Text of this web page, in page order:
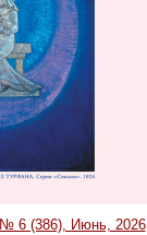
№ 6 (386), Июнь, 2026